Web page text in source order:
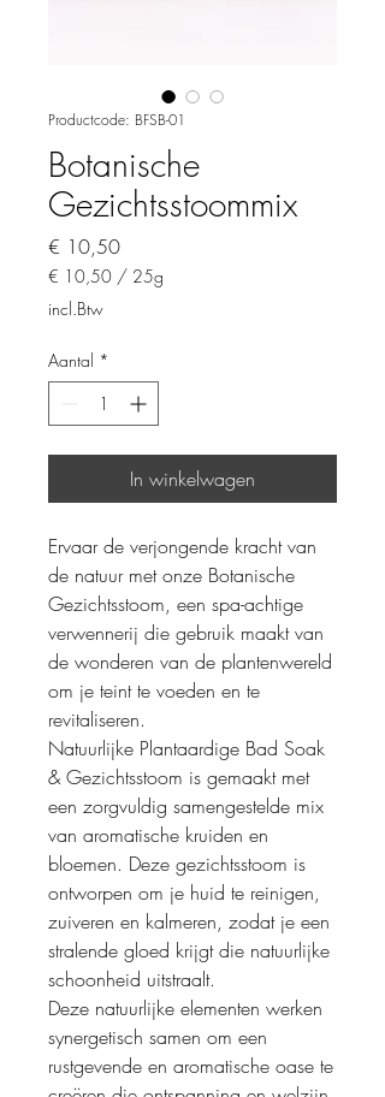
Productcode: BFSB-01
Botanische
Gezichtsstoommix
€ 10,50Prijs
€ 10,50 / 25g
€ 10,50
per
Gram
incl.Btw
Aantal *
In winkelwagen
Ervaar de verjongende kracht van
de natuur met onze Botanische
Gezichtsstoom, een spa-achtige
verwennerij die gebruik maakt van
de wonderen van de plantenwereld
om je teint te voeden en te
revitaliseren.
Natuurlijke Plantaardige Bad Soak
& Gezichtsstoom is gemaakt met
een zorgvuldig samengestelde mix
van aromatische kruiden en
bloemen. Deze gezichtsstoom is
ontworpen om je huid te reinigen,
zuiveren en kalmeren, zodat je een
stralende gloed krijgt die natuurlijke
schoonheid uitstraalt.
Deze natuurlijke elementen werken
synergetisch samen om een
rustgevende en aromatische oase te